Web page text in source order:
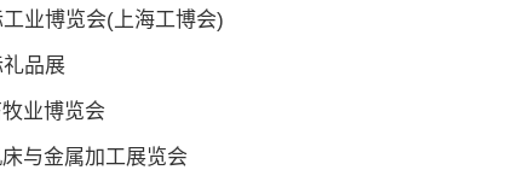
业博览会(上海工博会)
品展
业博览会
与金属加工展览会